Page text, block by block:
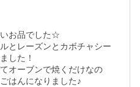
お品でした☆
とレーズンとカボチャシー
した！
オーブンで焼くだけなの
はんになりました♪